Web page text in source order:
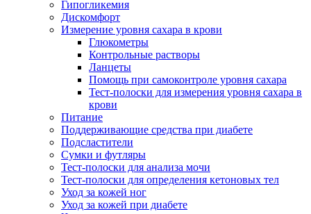
Гипогликемия
Дискомфорт
Измерение уровня сахара в крови
Глюкометры
Контрольные растворы
Ланцеты
Помощь при самоконтроле уровня сахара
Тест-полоски для измерения уровня сахара в
крови
Питание
Поддерживающие средства при диабете
Подсластители
Сумки и футляры
Тест-полоски для анализа мочи
Тест-полоски для определения кетоновых тел
Уход за кожей ног
Уход за кожей при диабете